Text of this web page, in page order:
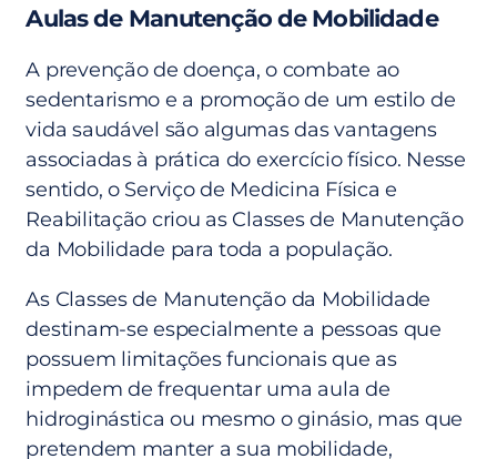
Aulas de Manutenção de Mobilidade
A prevenção de doença, o combate ao
sedentarismo e a promoção de um estilo de
vida saudável são algumas das vantagens
associadas à prática do exercício físico. Nesse
sentido, o Serviço de Medicina Física e
Reabilitação criou as Classes de Manutenção
da Mobilidade para toda a população.
As Classes de Manutenção da Mobilidade
destinam-se especialmente a pessoas que
possuem limitações funcionais que as
impedem de frequentar uma aula de
hidroginástica ou mesmo o ginásio, mas que
pretendem manter a sua mobilidade,